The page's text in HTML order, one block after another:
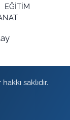
EĞİTİM
saklıdır.